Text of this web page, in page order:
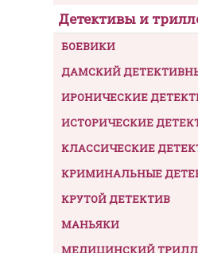
Детективы и
БОЕВИКИ
ДАМСКИЙ
ИРОНИЧЕСКИЕ
ИСТОРИЧЕСКИЕ
КЛАССИЧЕСКИЕ
КРИМИНАЛЬНЫЕ
КРУТОЙ ДЕТЕКТИВ
МАНЬЯКИ
МЕДИЦИНСКИЙ